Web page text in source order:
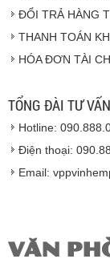
Hàng
độ bảo
nhà
ĐỔI TRẢ HÀNG
THANH TOÁN
HÓA ĐƠN TÀI
TỔNG ĐÀI TƯ VẤN
Hotline:
Điện thoại:
Email:
VĂN